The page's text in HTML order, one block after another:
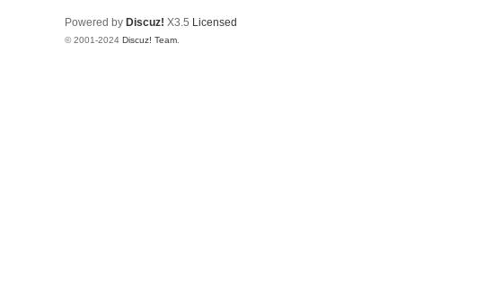
Powered by Discuz! X3.5 Licensed
© 2001-2024 Discuz! Team